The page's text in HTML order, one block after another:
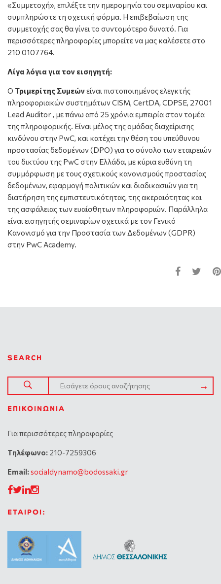
«Συμμετοχή», επιλέξτε την ημερομηνία του σεμιναρίου και
συμπληρώστε τη σχετική φόρμα. Η επιβεβαίωση της
συμμετοχής σας θα γίνει το συντομότερο δυνατό. Για
περισσότερες πληροφορίες μπορείτε να μας καλέσετε στο
210 0107764.
Λίγα λόγια για τον εισηγητή:
Ο Τριμερίτης Συμεώνείναι πιστοποιημένος ελεγκτής
πληροφοριακών συστημάτων CISM, CertDA, CDPSE, 27001
Lead Auditor , με πάνω από 25 χρόνια εμπειρία στον τομέα
της πληροφορικής. Είναι μέλος της ομάδας διαχείρισης
κινδύνου στην PwC, και κατέχει την θέση του υπεύθυνου
προστασίας δεδομένων (DPO) για το σύνολο των εταιρειών
του δικτύου της PwC στην Ελλάδα, με κύρια ευθύνη τη
συμμόρφωση με τους σχετικούς κανονισμούς προστασίας
δεδομένων, εφαρμογή πολιτικών και διαδικασιών για τη
διατήρηση της εμπιστευτικότητας, της ακεραιότητας και
της ασφάλειας των ευαίσθητων πληροφοριών. Παράλληλα
είναι εισηγητής σεμιναρίων σχετικά με τον Γενικό
Κανονισμό για την Προστασία των Δεδομένων (GDPR)
στην PwC Academy.
SEARCH
ΕΠΙΚΟΙΝΩΝΊΑ
Για περισσότερες πληροφορίες
Tηλέφωνο: 210-7259306
Email:socialdynamo@bodossaki.gr
ΕΤΑΙΡΟΙ: